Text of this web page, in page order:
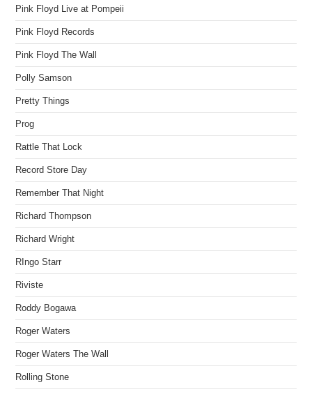
Pink Floyd Live at Pompeii
Pink Floyd Records
Pink Floyd The Wall
Polly Samson
Pretty Things
Prog
Rattle That Lock
Record Store Day
Remember That Night
Richard Thompson
Richard Wright
RIngo Starr
Riviste
Roddy Bogawa
Roger Waters
Roger Waters The Wall
Rolling Stone